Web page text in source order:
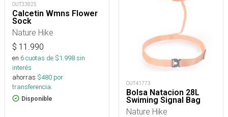
OUT33825
Calcetin Wmns Flower
Sock
Nature Hike
$ 11.990
en 6cuotas de $1.998sin
interés
ahorras $480 por
transferencia.
Disponible
OUT41773
Bolsa Natacion 28L
Swiming Signal Bag
Nature Hike